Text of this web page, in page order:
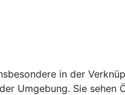
in der
Umgebung. Sie